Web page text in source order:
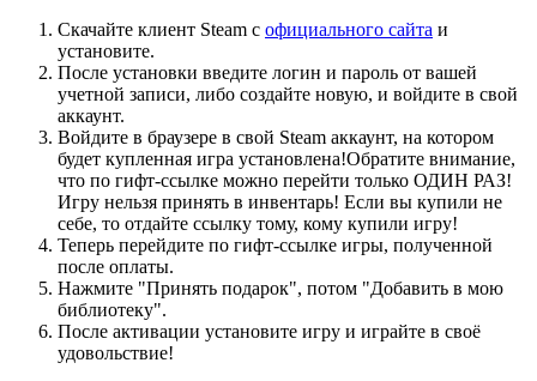
Скачайте клиент Steam с официального сайта и
установите.
После установки введите логин и пароль от вашей
учетной записи, либо создайте новую, и войдите в свой
аккаунт.
Войдите в браузере в свой Steam аккаунт, на котором
будет купленная игра установлена!Обратите внимание,
что по гифт-ссылке можно перейти только ОДИН РАЗ!
Игру нельзя принять в инвентарь! Если вы купили не
себе, то отдайте ссылку тому, кому купили игру!
Теперь перейдите по гифт-ссылке игры, полученной
после оплаты.
Нажмите "Принять подарок", потом "Добавить в мою
библиотеку".
После активации установите игру и играйте в своё
удовольствие!